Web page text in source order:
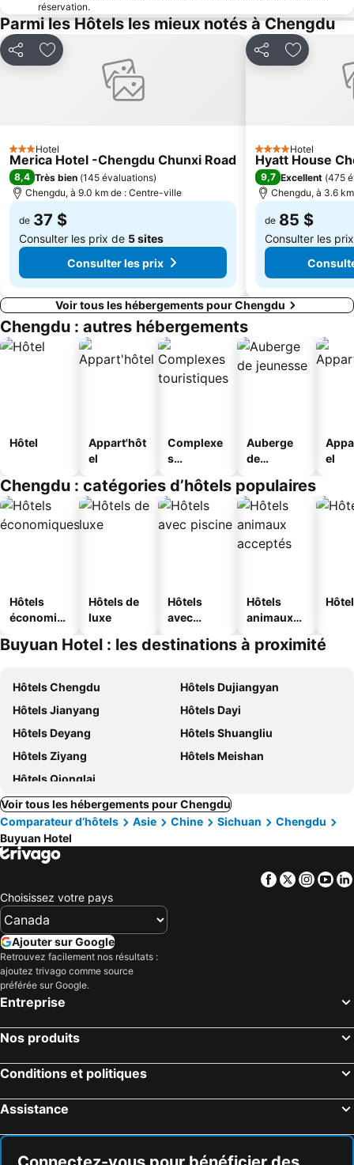
réservation.
Parmi les Hôtels les mieux notés à Chengdu
PartagerAjouter à mes favoris
3 Étoiles
Hotel
Merica Hotel -Chengdu Chunxi Road
8,4 Très bien (145 évaluations)
Chengdu, à 9.0 km de : Centre-ville
de 37 $
Consulter les prix de 5 sites
Consulter les prix
PartagerAjouter à
4 ÉtoilesHotel
Hyatt House
9,7 Excellent (475
Chengdu, à 3.6
de 85 $
Consulter les
Voir tous les hébergements pour Chengdu
Chengdu : autres hébergements
Hôtel
Appart'hôt
el
Complexe
s
s
Auberge
de
el
Chengdu : catégories d’hôtels populaires
Hôtels
économiq
Hôtels de
luxe
Hôtels
avec
Hôtels
animaux
Buyuan Hotel : les destinations à proximité
Hôtels Chengdu
Hôtels Dujiangyan
Hôtels Jianyang
Hôtels Dayi
Hôtels Deyang
Hôtels Shuangliu
Hôtels Ziyang
Hôtels Meishan
Hôtels Qionglai
Voir tous les hébergements pour Chengdu
Comparateur d’hôtels
Asie Chine Sichuan
Chengdu
Buyuan Hotel
Facebook
Twitter
Choisissez votre pays
Ajouter sur Google
Retrouvez facilement nos résultats :
ajoutez trivago comme source
préférée sur Google.
Entreprise
Nos produits
Conditions et politiques
Assistance